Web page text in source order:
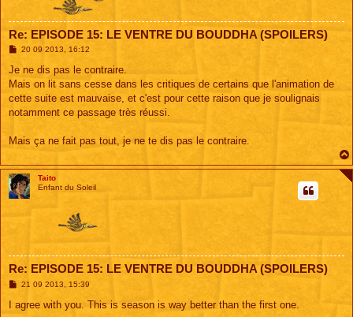
Re: EPISODE 15: LE VENTRE DU BOUDDHA (SPOILERS)
M
s
a
g
20 09 2013, 16:12
Je ne dis pas le contraire.
Mais on lit sans cesse dans les critiques de certains que l'animation de
cette suite est mauvaise, et c'est pour cette raison que je soulignais
notamment ce passage très réussi.
Mais ça ne fait pas tout, je ne te dis pas le contraire.
Taito
Enfant du Soleil
Re: EPISODE 15: LE VENTRE DU BOUDDHA (SPOILERS)
M
s
s
21 09 2013, 15:39
I agree with you. This is season is way better than the first one.